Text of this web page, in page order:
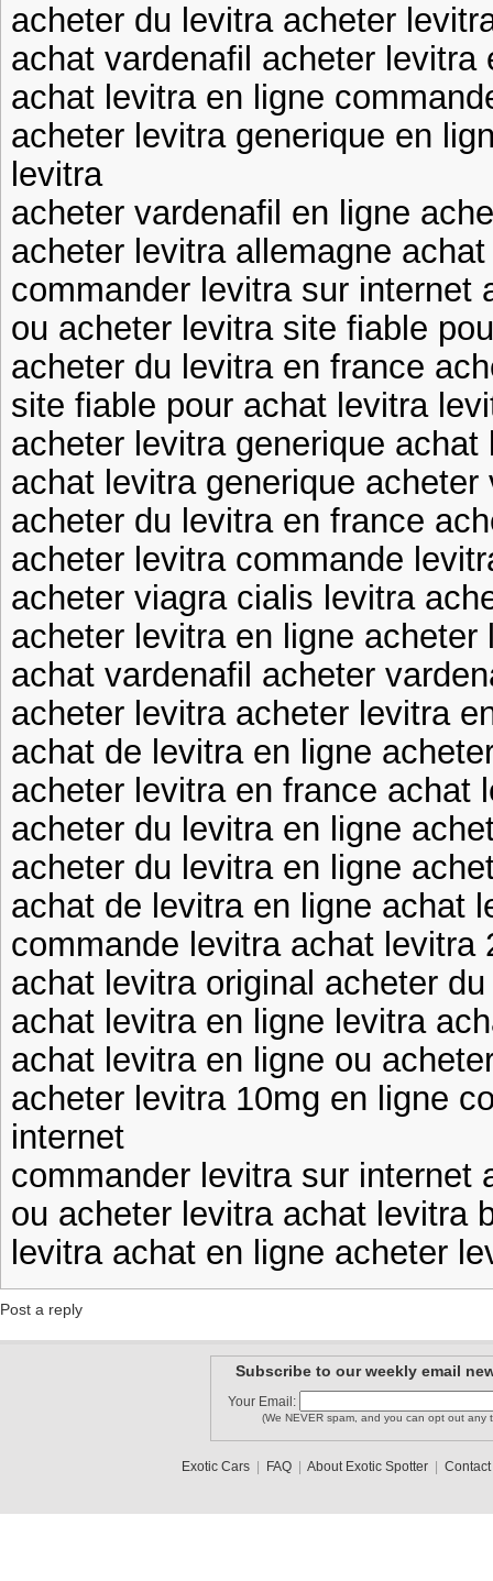
acheter du levitra acheter
achat vardenafil acheter levitra
achat levitra en ligne
acheter levitra generique en
levitra
acheter vardenafil en ligne
acheter levitra allemagne
commander levitra sur internet
ou acheter levitra site fiable
acheter du levitra en france
site fiable pour achat levitra
acheter levitra generique achat
achat levitra generique acheter
acheter du levitra en france
acheter levitra commande
acheter viagra cialis levitra
acheter levitra en ligne acheter
achat vardenafil acheter
acheter levitra acheter levitra
achat de levitra en ligne
acheter levitra en france achat
acheter du levitra en ligne
acheter du levitra en ligne
achat de levitra en ligne achat
commande levitra achat levitra
achat levitra original acheter
achat levitra en ligne levitra
achat levitra en ligne ou
acheter levitra 10mg en ligne
internet
commander levitra sur internet
ou acheter levitra achat levitra
levitra achat en ligne acheter
Post a reply
Subscribe to our weekly email
Your Email:
(We NEVER spam, and you can opt out any
Exotic Cars| FAQ| About Exotic Spotter| Contact